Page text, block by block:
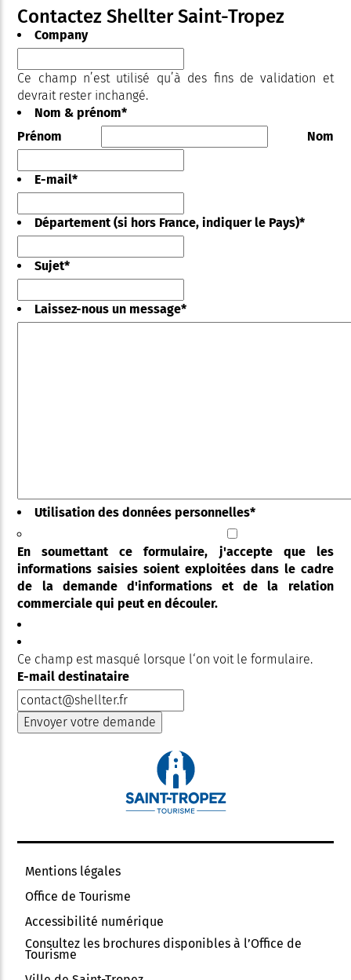
Contactez Shellter Saint-Tropez
Company
Ce champ n’est utilisé qu’à des fins de validation et
devrait rester inchangé.
Nom & prénom*
Prénom
Nom
E-mail*
Département (si hors France, indiquer le Pays)*
Sujet*
Laissez-nous un message*
Utilisation des données personnelles*
En soumettant ce formulaire, j'accepte que les
informations saisies soient exploitées dans le cadre
de la demande d'informations et de la relation
commerciale qui peut en découler.
Ce champ est masqué lorsque l‘on voit le formulaire.
E-mail destinataire
Mentions légales
Office de Tourisme
Accessibilité numérique
Consultez les brochures disponibles à l’Office de
Tourisme